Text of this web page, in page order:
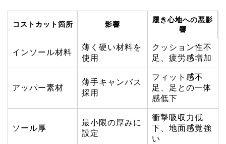
コストカット箇所 影響
履き心地への悪影
響
インソール材料
薄く硬い材料を
使用
クッション性不
足、疲労感増加
アッパー素材
薄手キャンバス
採用
フィット感不
足、足との一体
感低下
ソール厚
最小限の厚みに
設定
衝撃吸収力低
下、地面感覚強
い